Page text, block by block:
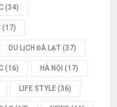
(34)
(17)
DU LỊCH ĐÀ LẠT(37)
(16) HÀ NỘI (17)
LIFE STYLE(36)